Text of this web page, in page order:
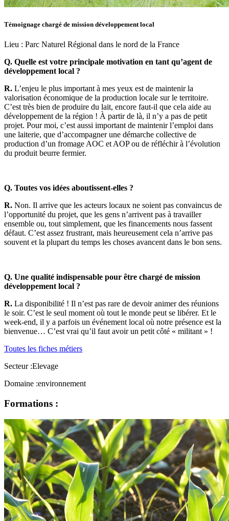
Témoignage chargé de mission développement local
Lieu : Parc Naturel Régional dans le nord de la France
Q. Quelle est votre principale motivation en tant qu’agent de
développement local ?
R. L’enjeu le plus important à mes yeux est de maintenir la
valorisation économique de la production locale sur le territoire.
C’est très bien de produire du lait, encore faut-il que cela aide au
développement de la région ! À partir de là, il n’y a pas de petit
projet. Pour moi, c’est aussi important de maintenir l’emploi dans
une laiterie, que d’accompagner une démarche collective de
production d’un fromage AOC et AOP ou de réfléchir à l’évolution
du produit beurre fermier.
Q. Toutes vos idées aboutissent-elles ?
R. Non. Il arrive que les acteurs locaux ne soient pas convaincus de
l’opportunité du projet, que les gens n’arrivent pas à travailler
ensemble ou, tout simplement, que les financements nous fassent
défaut. C’est assez frustrant, mais heureusement cela n’arrive pas
souvent et la plupart du temps les choses avancent dans le bon sens.
Q. Une qualité indispensable pour être chargé de mission
développement local ?
R. La disponibilité ! Il n’est pas rare de devoir animer des réunions
le soir. C’est le seul moment où tout le monde peut se libérer. Et le
week-end, il y a parfois un événement local où notre présence est la
bienvenue… C’est vrai qu’il faut avoir un petit côté « militant » !
Toutes les fiches métiers
Secteur :Elevage
Domaine :environnement
Formations :